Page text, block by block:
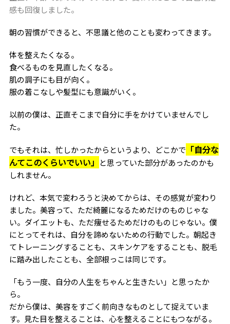
感も回復しました。
朝の習慣ができると、不思議と他のことも変わってきます。
体を整えたくなる。
食べるものを見直したくなる。
肌の調子にも目が向く。
服の着こなしや髪型にも意識がいく。
以前の僕は、正直そこまで自分に手をかけていませんでし
た。
でもそれは、忙しかったからというより、どこかで 「自分な
んてこのくらいでいい」
と思っていた部分があったのかも
しれません。
けれど、本気で変わろうと決めてからは、その感覚が変わり
ました。美容って、ただ綺麗になるためだけのものじゃな
い。ダイエットも、ただ痩せるためだけのものじゃない。僕
にとってそれは、自分を諦めないための行動でした。朝起き
てトレーニングすることも、スキンケアをすることも、脱毛
に踏み出したことも、全部根っこは同じです。
「もう一度、自分の人生をちゃんと生きたい」と思ったか
ら。
だから僕は、美容をすごく前向きなものとして捉えていま
す。見た目を整えることは、心を整えることにもつながる。